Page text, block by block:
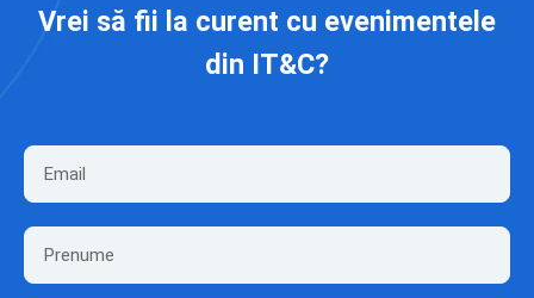
Vrei să fii la curent cu evenimentele
din IT&C?